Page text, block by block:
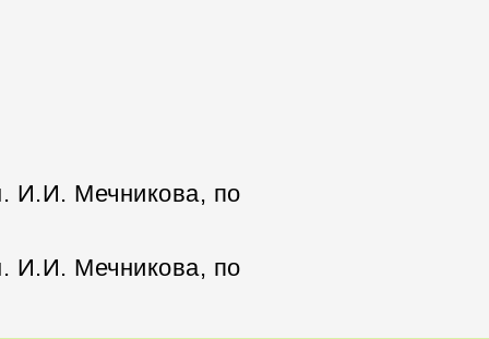
И.И. Мечникова, по
И.И. Мечникова, по